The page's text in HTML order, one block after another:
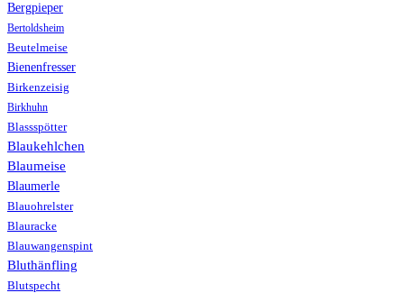
Bergpieper
Bertoldsheim
Beutelmeise
Bienenfresser
Birkenzeisig
Birkhuhn
Blassspötter
Blaukehlchen
Blaumeise
Blaumerle
Blauohrelster
Blauracke
Blauwangenspint
Bluthänfling
Blutspecht